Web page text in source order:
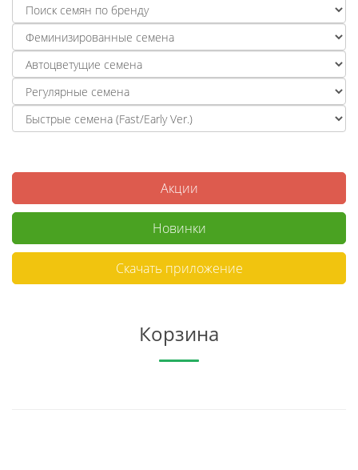
Акции
Новинки
Скачать приложение
Корзина